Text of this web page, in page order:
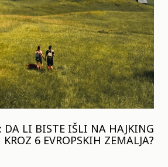
DA LI BISTE IŠLI NA HAJKING
KROZ 6 EVROPSKIH ZEMALJA?